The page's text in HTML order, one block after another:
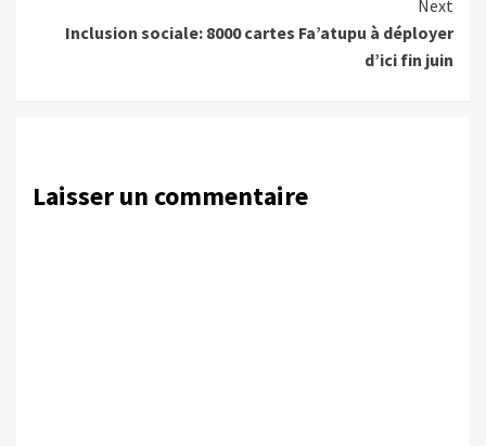
Next
Inclusion sociale: 8000 cartes Fa’atupu à déployer
d’ici fin juin
Laisser un commentaire